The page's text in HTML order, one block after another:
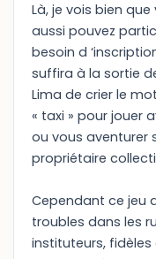
Là, je vois bien
aussi pouvez
besoin d
suffira à la sortie
Lima de crier le
« taxi » pour jouer
ou vous aventurer
propriétaire
Cependant ce jeu
troubles dans les
instituteurs,